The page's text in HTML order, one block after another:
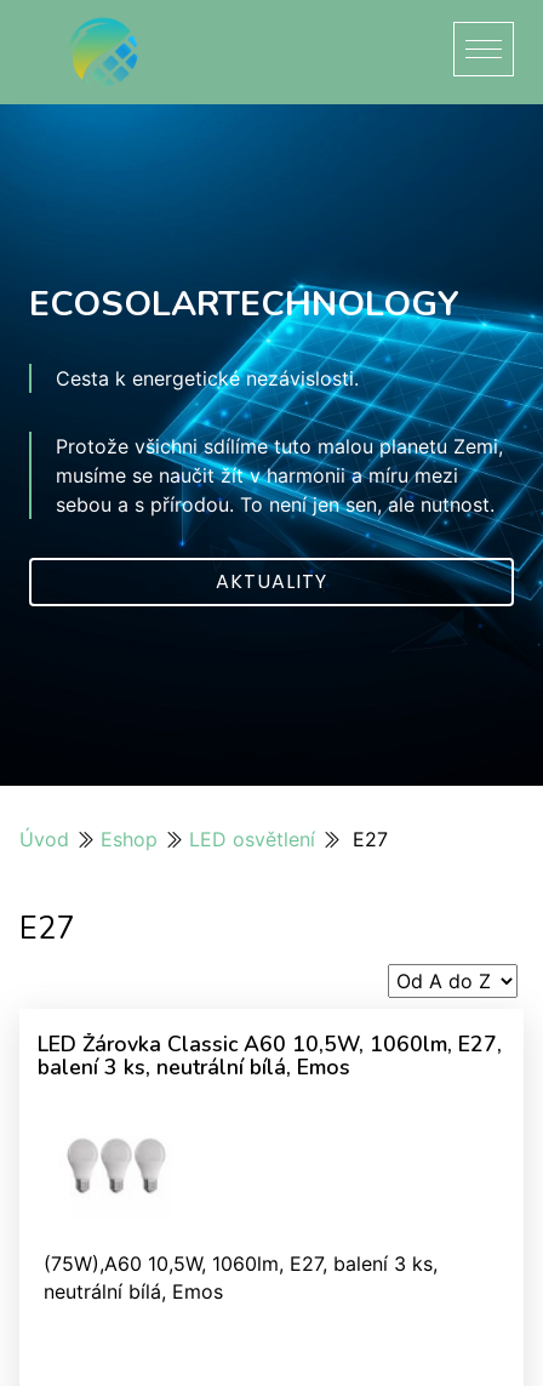
ECOSOLARTECHNOLOGY
Cesta k energetické nezávislosti.
Protože všichni sdílíme tuto malou planetu Zemi,
musíme se naučit žít v harmonii a míru mezi
sebou a s přírodou. To není jen sen, ale nutnost.
AKTUALITY
Úvod Eshop LED osvětlení E27
E27
LED Žárovka Classic A60 10,5W, 1060lm, E27,
balení 3 ks, neutrální bílá, Emos
(75W),A60 10,5W, 1060lm, E27, balení 3 ks,
neutrální bílá, Emos